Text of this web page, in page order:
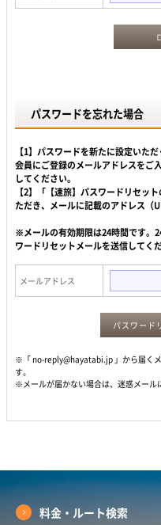
パスワードを忘れた場合
【1】パスワードを新たに設定いた
会員にご登録のメールアドレスをご
してください。
【2】「【速旅】パスワードリセッ
ただき、メールに記載のアドレス（
※メールの有効期限は24時間です。
ワードリセットメールを送信してくだ
メールアドレス
パスワード
※「 no-reply@hayatabi.jp 」から届く
す。
※メールが届かない場合は、迷惑メール
料金・ルート検索